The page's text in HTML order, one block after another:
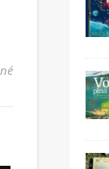
u textu s názvem